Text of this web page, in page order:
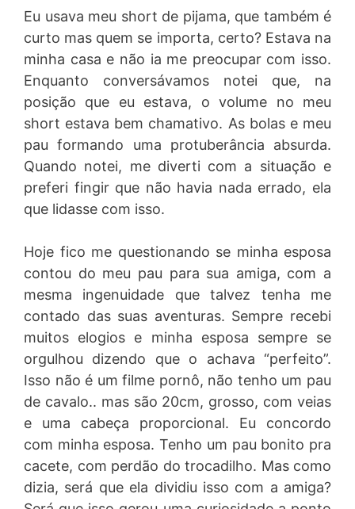
Eu usava meu short de pijama, que também é
curto mas quem se importa, certo? Estava na
minha casa e não ia me preocupar com isso.
Enquanto conversávamos notei que, na
posição que eu estava, o volume no meu
short estava bem chamativo. As bolas e meu
pau formando uma protuberância absurda.
Quando notei, me diverti com a situação e
preferi fingir que não havia nada errado, ela
que lidasse com isso.
Hoje fico me questionando se minha esposa
contou do meu pau para sua amiga, com a
mesma ingenuidade que talvez tenha me
contado das suas aventuras. Sempre recebi
muitos elogios e minha esposa sempre se
orgulhou dizendo que o achava “perfeito”.
Isso não é um filme pornô, não tenho um pau
de cavalo.. mas são 20cm, grosso, com veias
e uma cabeça proporcional. Eu concordo
com minha esposa. Tenho um pau bonito pra
cacete, com perdão do trocadilho. Mas como
dizia, será que ela dividiu isso com a amiga?